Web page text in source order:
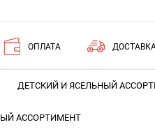
ОПЛАТА
ДЕТСКИЙ И ЯСЕЛЬНЫЙ
АССОРТИМЕНТ